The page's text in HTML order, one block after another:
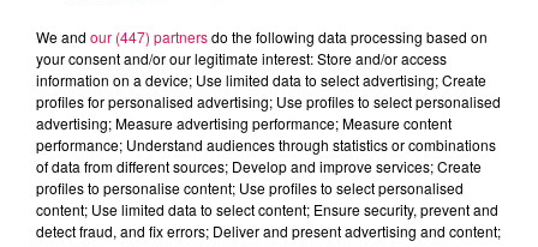
Détour d'été à Felleries, avec Laurence
0:00 3 min 12 sec
8 juillet 2026 - 3 min 12 sec
We and our (447) partnersdo the following data processing based on
your consent and/or our legitimate interest: Store and/or access
information on a device; Use limited data to select advertising; Create
profiles for personalised advertising; Use profiles to select personalised
advertising; Measure advertising performance; Measure content
performance; Understand audiences through statistics or combinations
of data from different sources; Develop and improve services; Create
profiles to personalise content; Use profiles to select personalised
content; Use limited data to select content; Ensure security, prevent and
detect fraud, and fix errors; Deliver and present advertising and content;